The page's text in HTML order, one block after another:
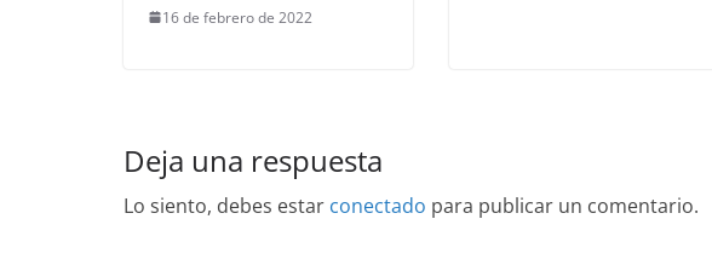
16 de febrero de 2022
Deja una respuesta
Lo siento, debes estar conectado para publicar un comentario.